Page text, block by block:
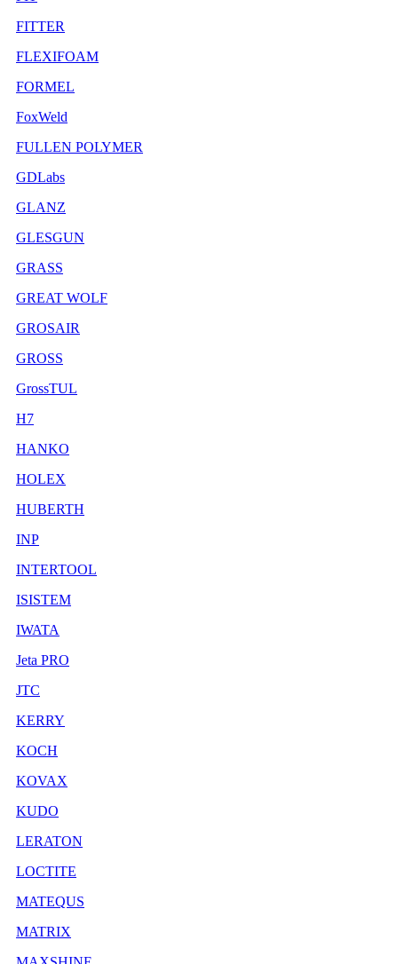
FITTER
FLEXIFOAM
FORMEL
FoxWeld
FULLEN POLYMER
GDLabs
GLANZ
GLESGUN
GRASS
GREAT WOLF
GROSAIR
GROSS
GrossTUL
H7
HANKO
HOLEX
HUBERTH
INP
INTERTOOL
ISISTEM
IWATA
Jeta PRO
JTC
KERRY
KOCH
KOVAX
KUDO
LERATON
LOCTITE
MATEQUS
MATRIX